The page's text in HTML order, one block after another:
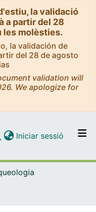
la validació
a partir del 28
les molèsties.
la validación de
del 28 de agosto
validation will
We apologize for
per tot el DD
Iniciar sessió (current)